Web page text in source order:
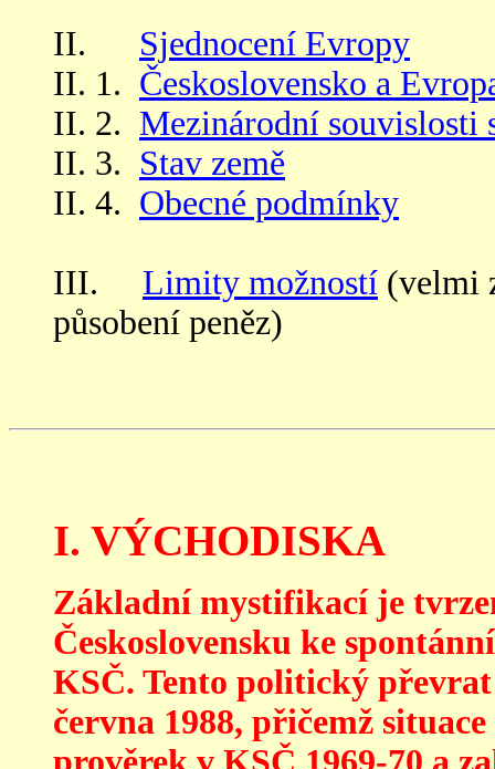
II. Sjednocení Evropy
II. 1. Československo a
II. 2. Mezinárodní souvislosti
II. 3. Stav země
II. 4. Obecné podmínky
III. Limity možností (velmi
působení peněz)
I. VÝCHODISKA
Základní mystifikací je
Československu ke
KSČ. Tento politický
června 1988, přičemž